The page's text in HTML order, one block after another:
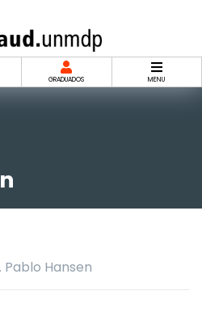
GRADUADOS MENU
Pablo Hansen